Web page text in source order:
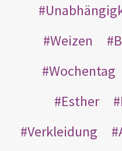
Weizen
Wochentag
Esther
Verkleidung